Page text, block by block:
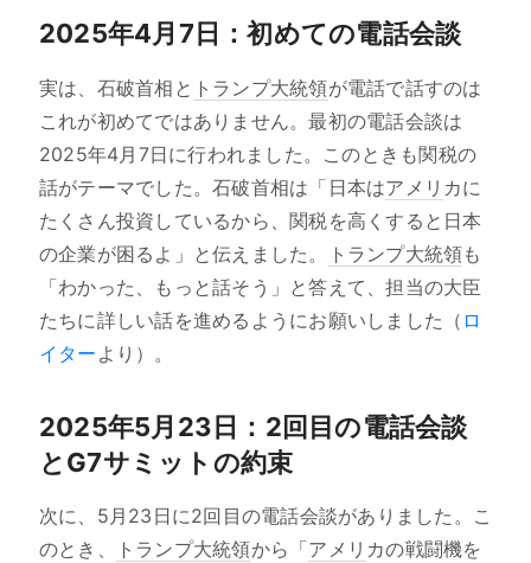
2025年4月7日：初めての電話会談
実は、石破首相と トランプ大統領が電話で話すのは
これが初めてではありません。最初の電話会談は
2025年4月7日に行われました。このときも関税の
話がテーマでした。石破首相は「日本はアメリ カに
たくさん投資しているから、関税を高くすると日本
の企業が困るよ」と伝えました。
トランプ大統領も
「わかった、もっと話そう」と答えて、担当の大臣
たちに詳しい話を進めるようにお願いしました（ ロ
イター より）。
2025年5月23日：2回目の電話会談
とG7サミットの約束
次に、5月23日に2回目の電話会談がありました。こ
のとき、
トランプ大統領から「アメリ カの戦闘機を